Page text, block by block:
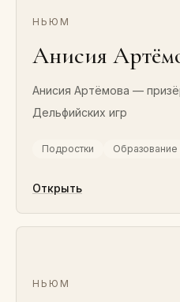
НЬЮМ
Анисия
Анисия Артёмова —
Дельфийских игр
Подростки Образование
Открыть
НЬЮМ